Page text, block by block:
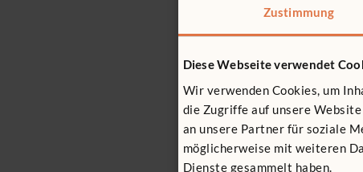
Zustimmung
Diese Webseite verwendet
Wir verwenden Cookies, um
die Zugriffe auf unsere
an unsere Partner für soziale
möglicherweise mit weiteren
Dienste gesammelt haben.